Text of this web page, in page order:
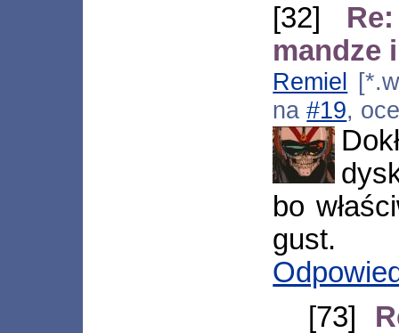
[32]
mandze
Remiel
na#19,
bo
gust.
[73]